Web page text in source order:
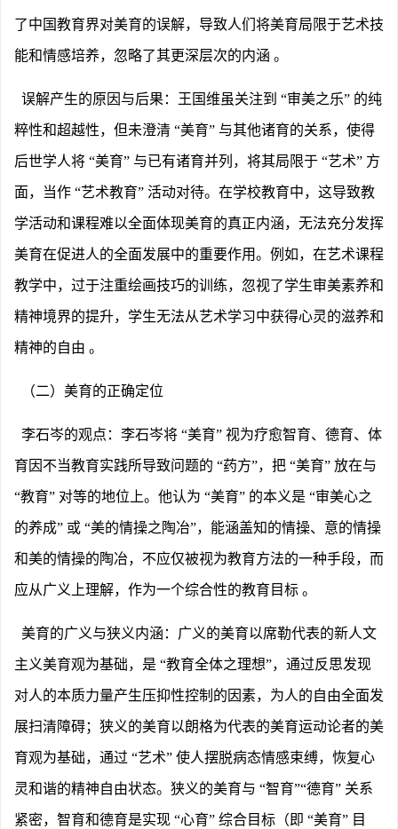
了中国教育界对美育的误解，导致人们将美育局限于艺术技
能和情感培养，忽略了其更深层次的内涵 。
误解产生的原因与后果：王国维虽关注到 “审美之乐” 的纯
粹性和超越性，但未澄清 “美育” 与其他诸育的关系，使得
后世学人将 “美育” 与已有诸育并列，将其局限于 “艺术” 方
面，当作 “艺术教育” 活动对待。在学校教育中，这导致教
学活动和课程难以全面体现美育的真正内涵，无法充分发挥
美育在促进人的全面发展中的重要作用。例如，在艺术课程
教学中，过于注重绘画技巧的训练，忽视了学生审美素养和
精神境界的提升，学生无法从艺术学习中获得心灵的滋养和
精神的自由 。
（二）美育的正确定位
李石岑的观点：李石岑将 “美育” 视为疗愈智育、德育、体
育因不当教育实践所导致问题的 “药方”，把 “美育” 放在与
“教育” 对等的地位上。他认为 “美育” 的本义是 “审美心之
的养成” 或 “美的情操之陶冶”，能涵盖知的情操、意的情操
和美的情操的陶冶，不应仅被视为教育方法的一种手段，而
应从广义上理解，作为一个综合性的教育目标 。
美育的广义与狭义内涵：广义的美育以席勒代表的新人文
主义美育观为基础，是 “教育全体之理想”，通过反思发现
对人的本质力量产生压抑性控制的因素，为人的自由全面发
展扫清障碍；狭义的美育以朗格为代表的美育运动论者的美
育观为基础，通过 “艺术” 使人摆脱病态情感束缚，恢复心
灵和谐的精神自由状态。狭义的美育与 “智育”“德育” 关系
紧密，智育和德育是实现 “心育” 综合目标（即 “美育” 目